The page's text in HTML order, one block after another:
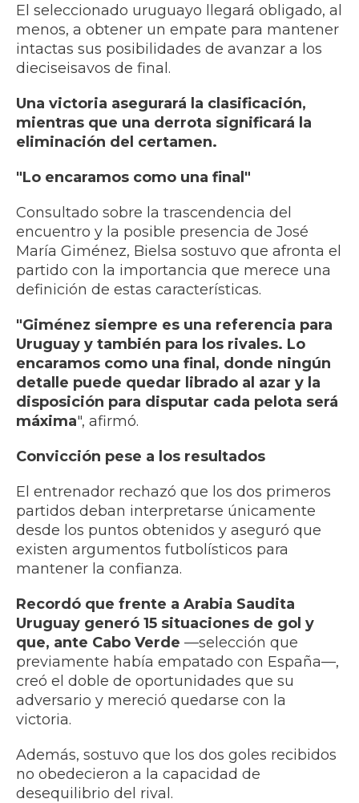
El seleccionado uruguayo llegará obligado, al
menos, a obtener un empate para mantener
intactas sus posibilidades de avanzar a los
dieciseisavos de final.
Una victoria asegurará la clasificación,
mientras que una derrota significará la
eliminación del certamen.
"Lo encaramos como una final"
Consultado sobre la trascendencia del
encuentro y la posible presencia de José
María Giménez, Bielsa sostuvo que afronta el
partido con la importancia que merece una
definición de estas características.
"Giménez siempre es una referencia para
Uruguay y también para los rivales. Lo
encaramos como una final, donde ningún
detalle puede quedar librado al azar y la
disposición para disputar cada pelota será
máxima", afirmó.
Convicción pese a los resultados
El entrenador rechazó que los dos primeros
partidos deban interpretarse únicamente
desde los puntos obtenidos y aseguró que
existen argumentos futbolísticos para
mantener la confianza.
Recordó que frente a Arabia Saudita
Uruguay generó 15 situaciones de gol y
que, ante Cabo Verde —selección que
previamente había empatado con España—,
creó el doble de oportunidades que su
adversario y mereció quedarse con la
victoria.
Además, sostuvo que los dos goles recibidos
no obedecieron a la capacidad de
desequilibrio del rival.